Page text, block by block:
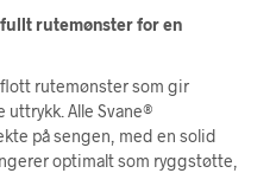
rutemønster for en
rutemønster som gir
Alle Svane®
på sengen, med en solid
optimalt som ryggstøtte,